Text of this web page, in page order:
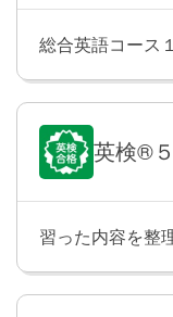
ます。
Lesson 28
現在進行形の文
Lesson 29 今
総合英語コース
英検®
習った内容を整